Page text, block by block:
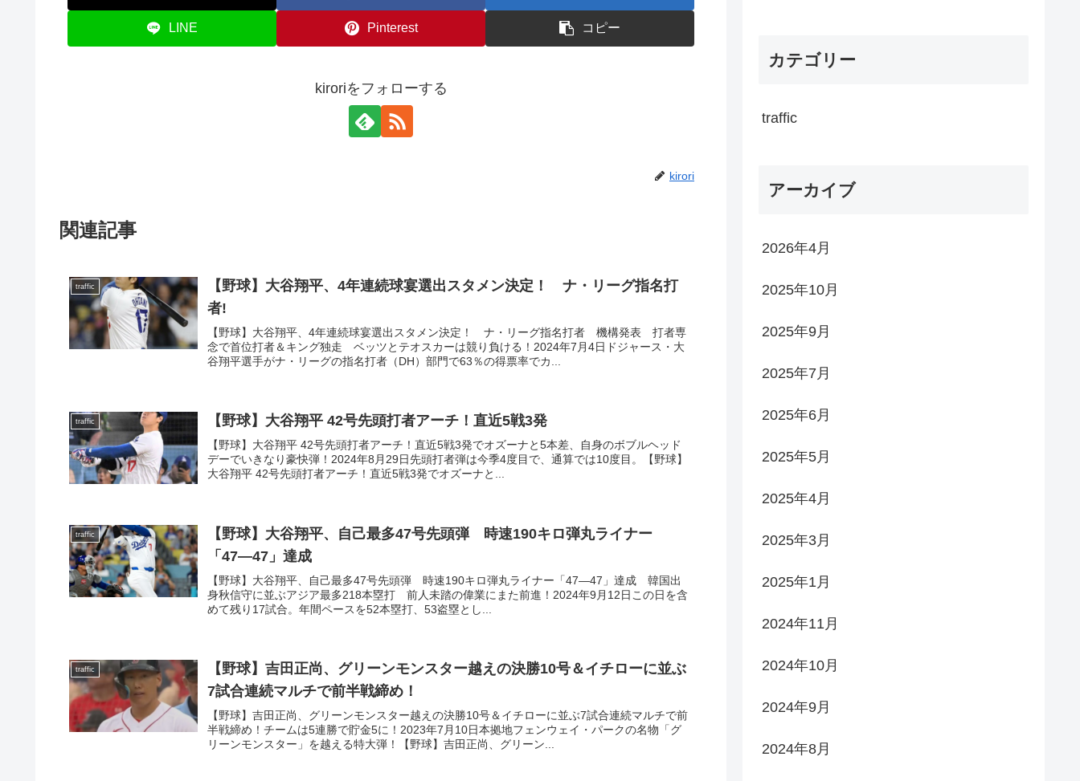
LINE Pinterest コピー
kiroriをフォローする
kirori
関連記事
traffic
【野球】大谷翔平、4年連続球宴選出スタメン決定！ ナ・リーグ指名打
者!
【野球】大谷翔平、4年連続球宴選出スタメン決定！ ナ・リーグ指名打者 機構発表 打者専
念で首位打者＆キング独走 ベッツとテオスカーは競り負ける！2024年7月4日ドジャース・大
谷翔平選手がナ・リーグの指名打者（DH）部門で63％の得票率でカ...
traffic 【野球】大谷翔平 42号先頭打者アーチ！直近5戦3発
【野球】大谷翔平 42号先頭打者アーチ！直近5戦3発でオズーナと5本差、自身のボブルヘッド
デーでいきなり豪快弾！2024年8月29日先頭打者弾は今季4度目で、通算では10度目。【野球】
大谷翔平 42号先頭打者アーチ！直近5戦3発でオズーナと...
traffic
【野球】大谷翔平、自己最多47号先頭弾 時速190キロ弾丸ライナー
「47―47」達成
【野球】大谷翔平、自己最多47号先頭弾 時速190キロ弾丸ライナー「47―47」達成 韓国出
身秋信守に並ぶアジア最多218本塁打 前人未踏の偉業にまた前進！2024年9月12日この日を含
めて残り17試合。年間ペースを52本塁打、53盗塁とし...
traffic
【野球】吉田正尚、グリーンモンスター越えの決勝10号＆イチローに並ぶ
7試合連続マルチで前半戦締め！
【野球】吉田正尚、グリーンモンスター越えの決勝10号＆イチローに並ぶ7試合連続マルチで前
半戦締め！チームは5連勝で貯金5に！2023年7月10日本拠地フェンウェイ・パークの名物「グ
リーンモンスター」を越える特大弾！【野球】吉田正尚、グリーン...
カテゴリー
traffic
アーカイブ
2026年4月
2025年10月
2025年9月
2025年7月
2025年6月
2025年5月
2025年4月
2025年3月
2025年1月
2024年11月
2024年10月
2024年9月
2024年8月